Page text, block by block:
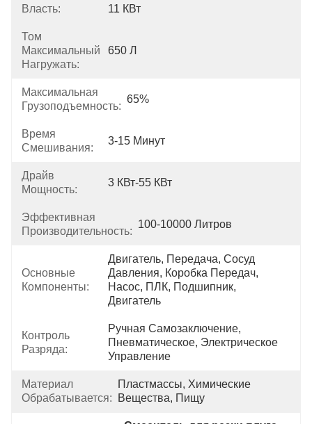
Власть: 11 КВт
Том
Максимальный
Нагружать:
650 Л
Максимальная
Грузоподъемность:
65%
Время
Смешивания:
3-15 Минут
Драйв
Мощность:
3 КВт-55 КВт
Эффективная
Производительность:
100-10000 Литров
Основные
Компоненты:
Двигатель, Передача, Сосуд
Давления, Коробка Передач,
Насос, ПЛК, Подшипник,
Двигатель
Контроль
Разряда:
Ручная Самозаключение,
Пневматическое, Электрическое
Управление
Материал
Обрабатывается:
Пластмассы, Химические
Вещества, Пищу